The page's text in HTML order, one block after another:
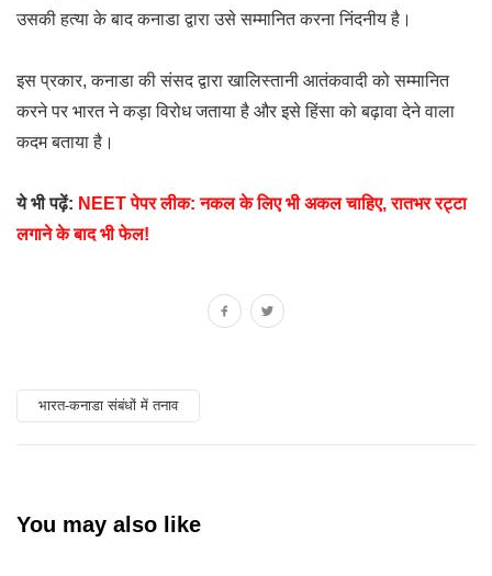
उसकी हत्या के बाद कनाडा द्वारा उसे सम्मानित करना निंदनीय है।
इस प्रकार, कनाडा की संसद द्वारा खालिस्तानी आतंकवादी को सम्मानित
करने पर भारत ने कड़ा विरोध जताया है और इसे हिंसा को बढ़ावा देने वाला
कदम बताया है।
ये भी पढ़ें: NEET पेपर लीक: नकल के लिए भी अकल चाहिए, रातभर रट्टा
लगाने के बाद भी फेल!
भारत-कनाडा संबंधों में तनाव
You may also like